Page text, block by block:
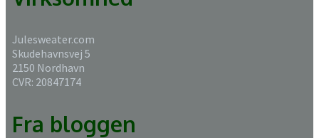
Julesweater.com
Skudehavnsvej 5
2150 Nordhavn
CVR: 20847174
Fra bloggen